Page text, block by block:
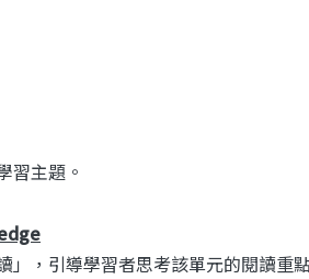
習主題。
」，引導學習者思考該單元的閱讀